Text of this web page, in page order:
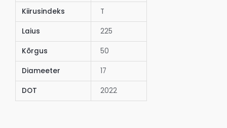
Kiirusindeks T
Laius 225
Kõrgus 50
Diameeter 17
DOT 2022